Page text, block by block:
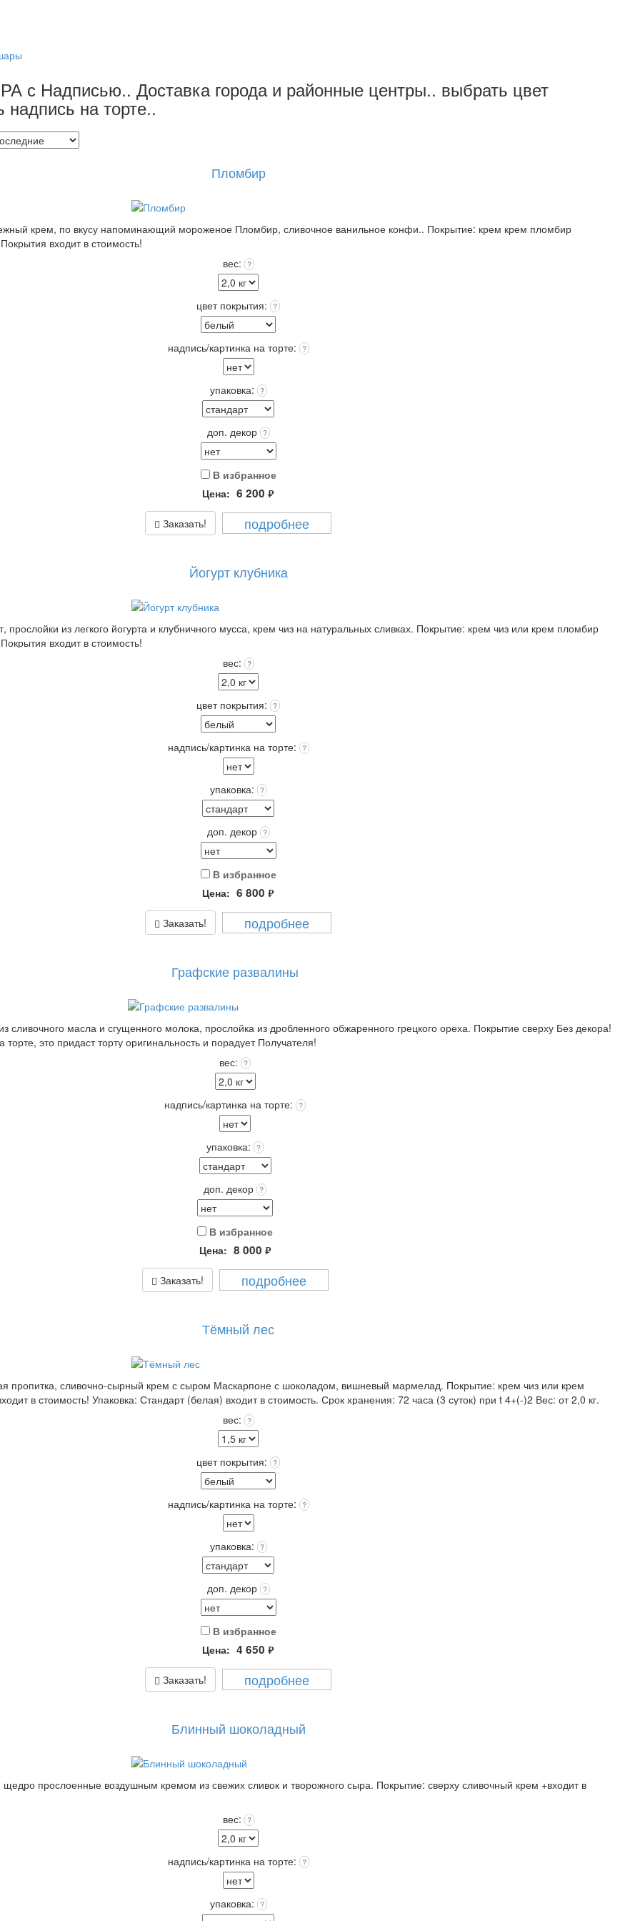
с Надписью.. Доставка города и районные центры.. выбрать цвет
надпись на торте..
Пломбир
крем, по вкусу напоминающий мороженое Пломбир, сливочное ванильное конфи.. Покрытие: крем крем пломбир
входит в стоимость!
торте, это придаст торту оригинальность и порадует Получателя!
вес: ?
цвет покрытия: ?
надпись/картинка на торте: ?
упаковка: ?
доп. декор ?
В избранное
Цена: 6 200 руб.
Заказать! подробнее
Йогурт клубника
прослойки из легкого йогурта и клубничного мусса, крем чиз на натуральных сливках. Покрытие: крем чиз или крем пломбир
входит в стоимость!
торте, это придаст торту оригинальность и порадует Получателя!
вес: ?
цвет покрытия: ?
надпись/картинка на торте: ?
упаковка: ?
доп. декор ?
В избранное
Цена: 6 800 руб.
Заказать! подробнее
Графские развалины
сливочного масла и сгущенного молока, прослойка из дробленного обжаренного грецкого ореха. Покрытие сверху Без декора!
это придаст торту оригинальность и порадует Получателя!
вес: ?
надпись/картинка на торте: ?
упаковка: ?
доп. декор ?
В избранное
Цена: 8 000 руб.
Заказать! подробнее
Тёмный лес
пропитка, сливочно-сырный крем с сыром Маскарпоне с шоколадом, вишневый мармелад. Покрытие: крем чиз или крем
в стоимость! Упаковка: Стандарт (белая) входит в стоимость. Срок хранения: 72 часа (3 суток) при t 4+(-)2 Вес: от 2,0 кг.
вес:
?
цвет покрытия: ?
надпись/картинка на торте: ?
упаковка: ?
доп. декор ?
В избранное
Цена: 4 650 руб.
Заказать! подробнее
Блинный шоколадный
прослоенные воздушным кремом из свежих сливок и творожного сыра. Покрытие: сверху сливочный крем +входит в
торте, это придаст торту оригинальность и порадует Получателя!
вес: ?
надпись/картинка на торте: ?
упаковка: ?